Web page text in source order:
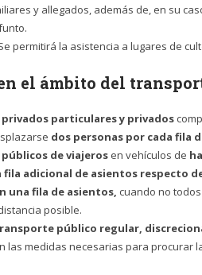
y allegados, además de, en su
permitirá la asistencia a lugares de
el ámbito del
particulares y privados
dos personas por cada fila
de viajeros en vehículos de
fila adicional de asientos respecto
una fila de asientos, cuando no
posible.
público regular,
las medidas necesarias para procurar